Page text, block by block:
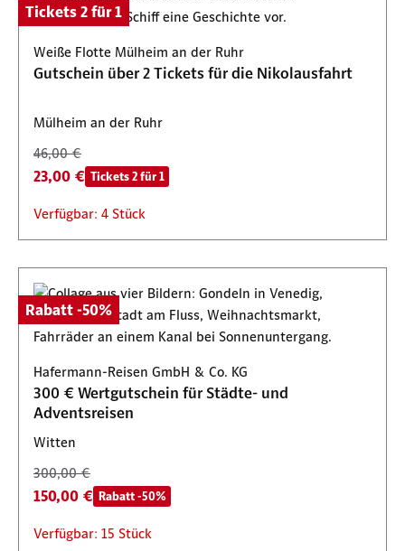
Tickets 2 für 1
Weiße Flotte Mülheim an der Ruhr
Gutschein über 2 Tickets für die Nikolausfahrt
Mülheim an der Ruhr
46,00 €
23,00 € Tickets 2 für 1
Verfügbar: 4 Stück
Rabatt -50%
Hafermann-Reisen GmbH & Co. KG
300 € Wertgutschein für Städte- und
Adventsreisen
Witten
300,00 €
150,00 € Rabatt -50%
Verfügbar: 15 Stück